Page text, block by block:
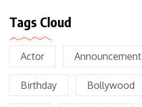
Tags Cloud
Actor Announcement
Birthday Bollywood